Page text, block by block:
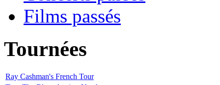
Films passés
Tournées
Ray Cashman's French Tour